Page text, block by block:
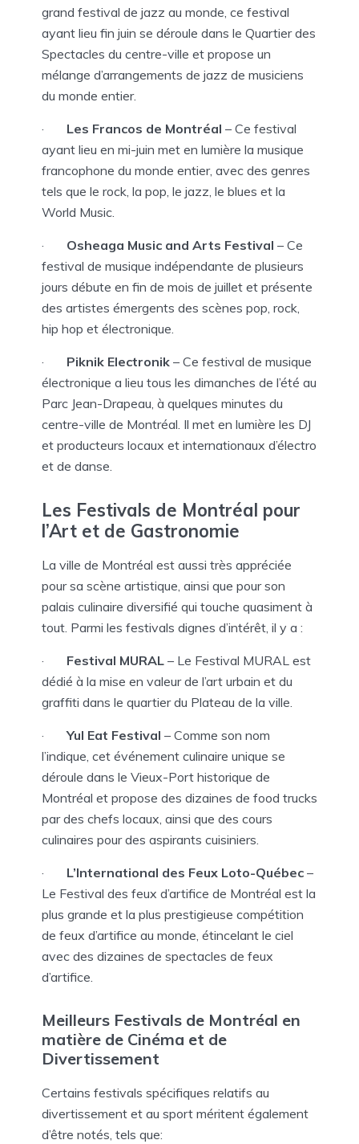
grand festival de jazz au monde, ce festival
ayant lieu fin juin se déroule dans le Quartier des
Spectacles du centre-ville et propose un
mélange d’arrangements de jazz de musiciens
du monde entier.
· Les Francos de Montréal – Ce festival
ayant lieu en mi-juin met en lumière la musique
francophone du monde entier, avec des genres
tels que le rock, la pop, le jazz, le blues et la
World Music.
· Osheaga Music and Arts Festival – Ce
festival de musique indépendante de plusieurs
jours débute en fin de mois de juillet et présente
des artistes émergents des scènes pop, rock,
hip hop et électronique.
· Piknik Electronik – Ce festival de musique
électronique a lieu tous les dimanches de l’été au
Parc Jean-Drapeau, à quelques minutes du
centre-ville de Montréal. Il met en lumière les DJ
et producteurs locaux et internationaux d’électro
et de danse.
Les Festivals de Montréal pour
l’Art et de Gastronomie
La ville de Montréal est aussi très appréciée
pour sa scène artistique, ainsi que pour son
palais culinaire diversifié qui touche quasiment à
tout. Parmi les festivals dignes d’intérêt, il y a :
· Festival MURAL – Le Festival MURAL est
dédié à la mise en valeur de l’art urbain et du
graffiti dans le quartier du Plateau de la ville.
·Yul Eat Festival – Comme son nom
l’indique, cet événement culinaire unique se
déroule dans le Vieux-Port historique de
Montréal et propose des dizaines de food trucks
par des chefs locaux, ainsi que des cours
culinaires pour des aspirants cuisiniers.
· L’International des Feux Loto-Québec –
Le Festival des feux d’artifice de Montréal est la
plus grande et la plus prestigieuse compétition
de feux d’artifice au monde, étincelant le ciel
avec des dizaines de spectacles de feux
d’artifice.
Meilleurs Festivals de Montréal en
matière de Cinéma et de
Divertissement
Certains festivals spécifiques relatifs au
divertissement et au sport méritent également
d’être notés, tels que: